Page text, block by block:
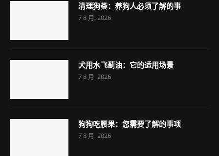
清理狗粪：养狗人必须了解的事
7 8 月, 2026
犬用水飞蓟油：它的适用场景
7 8 月, 2026
狗狗吃腰果：您需要了解的事项
7 8 月, 2026